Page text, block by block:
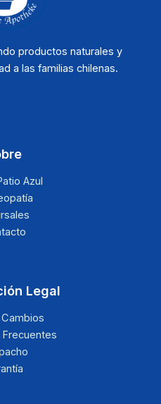
productos naturales y
a las familias chilenas.
Azul
Legal